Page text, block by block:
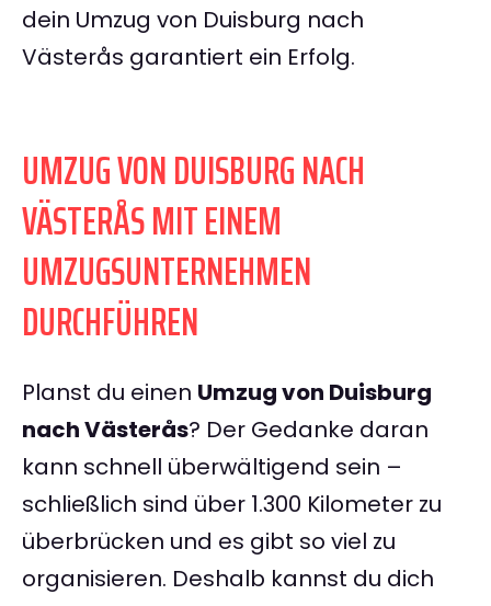
dein Umzug von Duisburg nach
Västerås garantiert ein Erfolg.
UMZUG VON DUISBURG NACH
VÄSTERÅS MIT EINEM
UMZUGSUNTERNEHMEN
DURCHFÜHREN
Planst du einen Umzug von Duisburg
nach Västerås? Der Gedanke daran
kann schnell überwältigend sein –
schließlich sind über 1.300 Kilometer zu
überbrücken und es gibt so viel zu
organisieren. Deshalb kannst du dich